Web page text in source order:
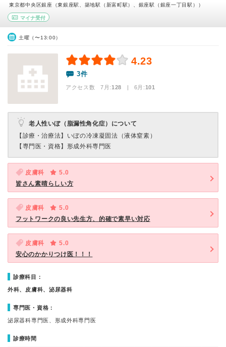
東京都中央区銀座（東銀座駅、築地駅（新富町駅）、銀座駅（銀座一丁目駅））
マイナ受付
土曜（〜13:00）
4.23
3件
アクセス数 7月:128 | 6月:101
老人性いぼ（脂漏性角化症）について
【診療・治療法】 いぼの冷凍凝固法（液体窒素）
【専門医・資格】 形成外科専門医
皮膚科
5.0
皆さん素晴らしい方
皮膚科
5.0
フットワークの良い先生方、的確で素早い対応
皮膚科
5.0
安心のかかりつけ医！！！
診療科目：
外科、皮膚科、泌尿器科
専門医・資格：
泌尿器科専門医、形成外科専門医
診療時間